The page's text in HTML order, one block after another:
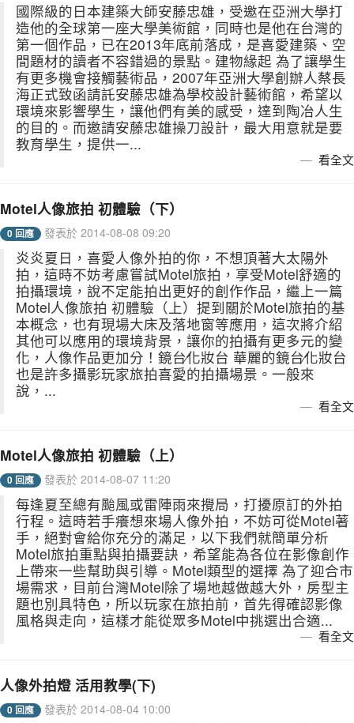
國際級的日本建築大師安藤忠雄，受邀在亞洲大學打
造他的全球第一座大學美術館，同時也是他在台灣的
第一個作品，已在2013年底前落成，是喜愛建築、空
間題材的讀者不容錯過的景點。建物緣起 為了讓學生
有更多機會接觸藝術品，2007年亞洲大學創辦人蔡長
海正式致函請託安藤忠雄為學校設計藝術館，希望以
環境來影響學生，讓他們有美的感受，達到陶冶人生
的目的。而邀請安藤忠雄操刀設計，最大用意就是要
教育學生，提供一...
看全文
Motel人像旅拍 初體驗（下）
0 回應 發表於 2014-08-08 09:20
炎炎夏日，喜愛人像外拍的你，不想頂著大太陽外
拍，這時不妨考慮嘗試Motel旅拍，享受Motel舒適的
拍攝環境，說不定能拍出更好的創作作品，繼上一篇
Motel人像旅拍 初體驗（上）提到關於Motel旅拍的基
本概念，也有現場大床及落地窗等應用，這次將介紹
其他可以應用的環境背景，讓你的拍攝有更多元的變
化，人像作品更加分！鏡台∕化妝台 華麗的鏡台∕化妝台
也是許多攝影玩家旅拍喜愛的拍攝場景。一般來
說，...
看全文
Motel人像旅拍 初體驗（上）
0 回應 發表於 2014-08-07 11:20
每逢夏至總有颱風或雷陣雨來攪局，打擾原訂的外拍
行程。這時若手癢想來場人像外拍，不妨可從Motel著
手，絕對會給你充分的滿足，以下我們就簡單分析
Motel旅拍重點與拍攝要訣，希望能為各位在影像創作
上帶來一些幫助與引導。Motel類型的選擇 為了迎合市
場需求，目前台灣Motel除了場地越做越大外，房型主
題也別具特色，所以玩家在旅拍前，首先得確認影像
風格與走向，這樣才能從眾多Motel中挑選出合適...
看全文
人像外拍燈 活用教學(下)
0 回應 發表於 2014-08-04 10:00